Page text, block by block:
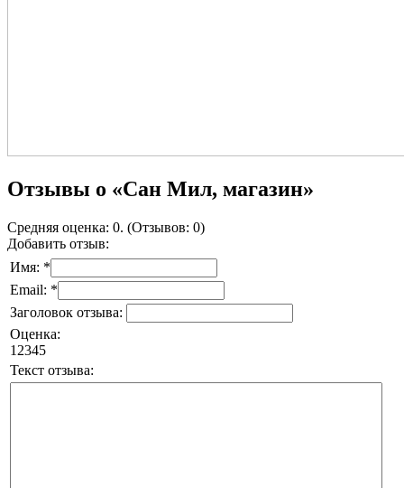
Отзывы о «Сан Мил, магазин»
Средняя оценка: 0. (Отзывов: 0)
Добавить отзыв:
Имя: *
Email: *
Заголовок отзыва:
Оценка:
1 2345
Текст отзыва: